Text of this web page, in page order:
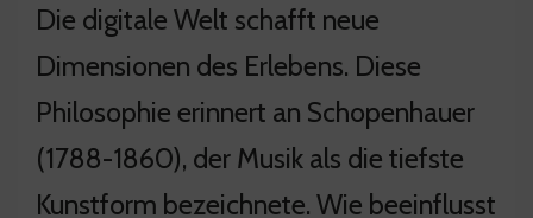
Die digitale Welt schafft neue
Dimensionen des Erlebens. Diese
Philosophie erinnert an Schopenhauer
(1788-1860), der Musik als die tiefste
Kunstform bezeichnete. Wie beeinflusst